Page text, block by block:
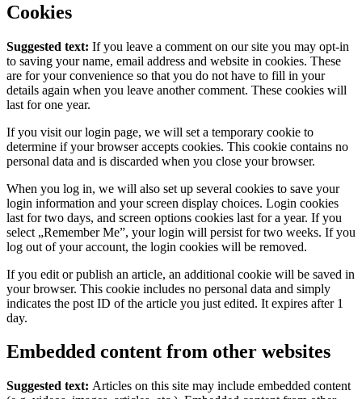
Cookies
Suggested text: If you leave a comment on our site you may opt-in
to saving your name, email address and website in cookies. These
are for your convenience so that you do not have to fill in your
details again when you leave another comment. These cookies will
last for one year.
If you visit our login page, we will set a temporary cookie to
determine if your browser accepts cookies. This cookie contains no
personal data and is discarded when you close your browser.
When you log in, we will also set up several cookies to save your
login information and your screen display choices. Login cookies
last for two days, and screen options cookies last for a year. If you
select „Remember Me”, your login will persist for two weeks. If you
log out of your account, the login cookies will be removed.
If you edit or publish an article, an additional cookie will be saved in
your browser. This cookie includes no personal data and simply
indicates the post ID of the article you just edited. It expires after 1
day.
Embedded content from other websites
Suggested text: Articles on this site may include embedded content